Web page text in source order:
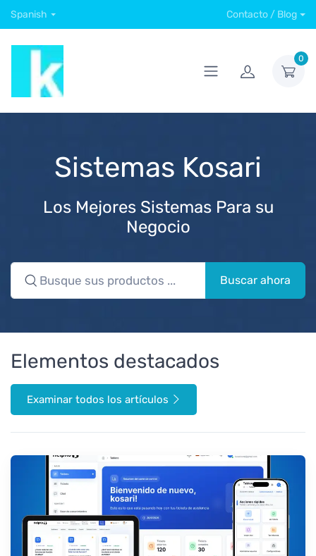
Spanish Contacto / Blog
0
Sistemas Kosari
Los Mejores Sistemas Para su
Negocio
Buscar ahora
Elementos destacados
Examinar todos los artículos